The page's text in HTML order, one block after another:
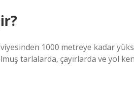
1000 metreye kadar
tarlalarda, çayırlarda ve yol